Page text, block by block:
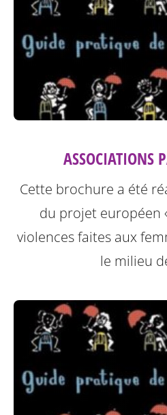
ASSOCIATIONS
Cette brochure a été
du projet européen
violences faites aux
le milieu